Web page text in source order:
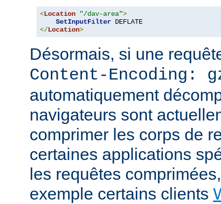
<Location "/dav-area">
SetInputFilter
</Location>
Désormais, si une
Content-Encoding:
automatiquement
navigateurs sont
comprimer les corps de
certaines applications
les requêtes
exemple certains clients